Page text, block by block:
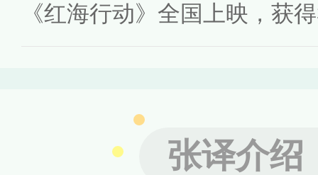
《红海行动》全国上映，获
张译介绍